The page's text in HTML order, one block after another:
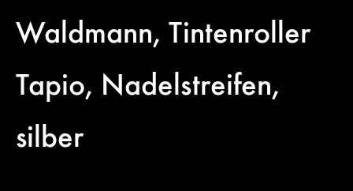
Waldmann, Tintenroller
Tapio, Nadelstreifen,
silber